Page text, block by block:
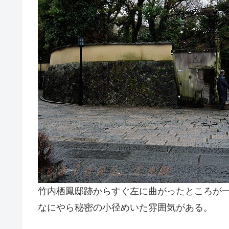
竹内栖鳳邸跡からすぐ左に曲がったところが
なにやら秘密の小径めいた雰囲気がある。